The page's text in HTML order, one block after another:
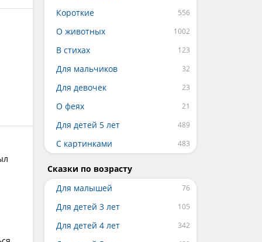
Короткие
О животных
В стихах
Для мальчиков
Для девочек
О феях
Для детей 5 лет
С картинками
Сказки по возрасту
Для малышей
Для детей 3 лет
Для детей 4 лет